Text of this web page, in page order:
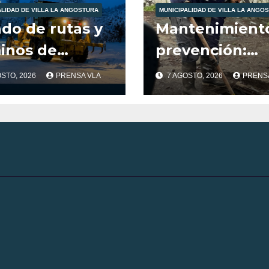
DE VILLA LA ANGOSTURA
de rutas y
de
de
localidad
2026 PRENSA VLA
MUNICIPALIDAD DE VILLA LA
prevención:
trabajos
municipales
7 AGOSTO, 2026